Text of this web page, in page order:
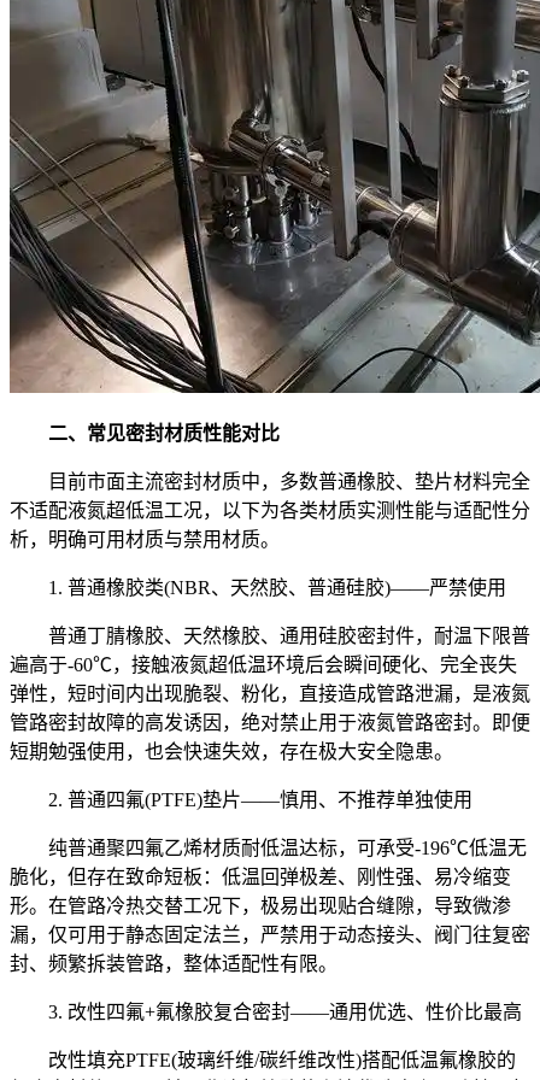
二、常见密封材质性能对比
目前市面主流密封材质中，多数普通橡胶、垫片材料完全
不适配液氮超低温工况，以下为各类材质实测性能与适配性分
析，明确可用材质与禁用材质。
1. 普通橡胶类(NBR、天然胶、普通硅胶)——严禁使用
普通丁腈橡胶、天然橡胶、通用硅胶密封件，耐温下限普
遍高于-60℃，接触液氮超低温环境后会瞬间硬化、完全丧失
弹性，短时间内出现脆裂、粉化，直接造成管路泄漏，是液氮
管路密封故障的高发诱因，绝对禁止用于液氮管路密封。即便
短期勉强使用，也会快速失效，存在极大安全隐患。
2. 普通四氟(PTFE)垫片——慎用、不推荐单独使用
纯普通聚四氟乙烯材质耐低温达标，可承受-196℃低温无
脆化，但存在致命短板：低温回弹极差、刚性强、易冷缩变
形。在管路冷热交替工况下，极易出现贴合缝隙，导致微渗
漏，仅可用于静态固定法兰，严禁用于动态接头、阀门往复密
封、频繁拆装管路，整体适配性有限。
3. 改性四氟+氟橡胶复合密封——通用优选、性价比最高
改性填充PTFE(玻璃纤维/碳纤维改性)搭配低温氟橡胶的